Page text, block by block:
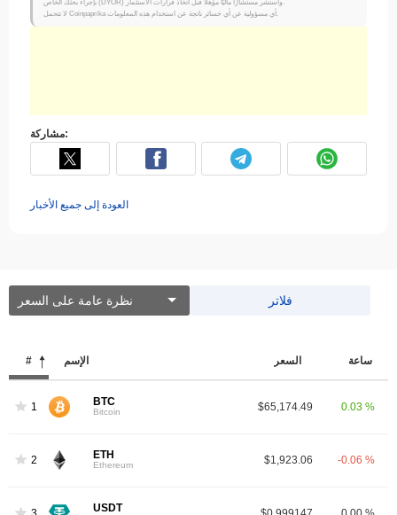
مشاركة:
العودة إلى جميع الأخبار
نظرة عامة على السعر فلاتر
# الإسم السعر ساعة
1 BTC
Bitcoin $65,174.49 0.03 %
2 ETH
Ethereum $1,923.06 -0.06 %
USDT